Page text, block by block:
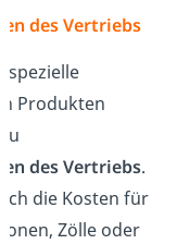
des Vertriebs
spezielle
Produkten
des Vertriebs.
die Kosten für
Zölle oder